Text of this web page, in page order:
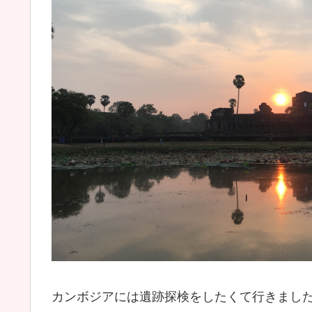
カンボジアには遺跡探検をしたくて行きまし